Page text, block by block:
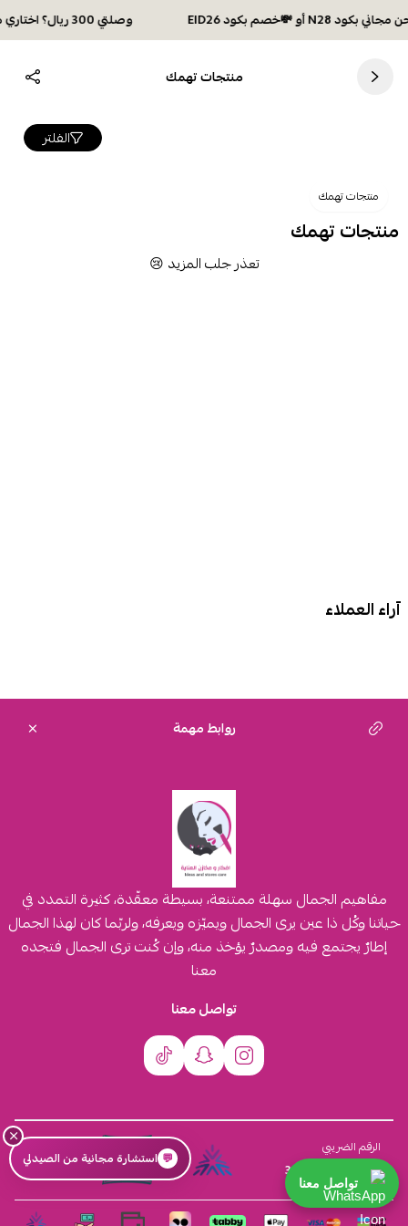
وصلتي 300 ريال؟ اختاري هديتك :🏍 شحن مجاني بكود N28 أو 💸خصم بكود EID26
منتجات تهمك
الفلتر
منتجات تهمك
منتجات تهمك
تعذر جلب المزيد 😢
آراء العملاء
روابط مهمة
مفاهيم الجمال سهلة ممتنعة، بسيطة معقّدة، كثيرة التمدد في
حياتنا وكُل ذا عين يرى الجمال ويميّزه ويعرفه، ولربّما كان لهذا الجمال
إطارٌ يجتمع فيه ومصدرٌ يؤخذ منه، وإن كُنت ترى الجمال فتجده
معنا
تواصل معنا
الرقم الضريبي
310555259800003
السجل التجاري
4030431116
×
💬 استشارة مجانية من الصيدلي
تواصل معنا